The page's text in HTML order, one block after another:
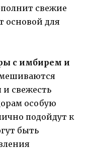
свежие
основой для
с имбирем и
и свежесть
особую
подойдут к
быть